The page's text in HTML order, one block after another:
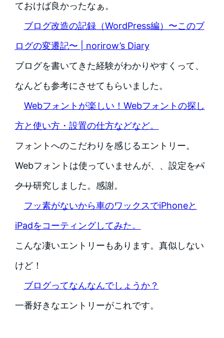
ておけば良かったなぁ。
ブログ改造の記録（WordPress編）〜このブ
ログの変遷記〜 | norirow’s Diary
ブログを書いてきた経験がわかりやすくって、
なんども参考にさせてもらいました。
Webフォントが楽しい！Webフォントの探し
方と使い方・設置の仕方などなど。
フォントへのこだわりを感じるエントリー。
Webフォントは使っていませんが、、設定をパ
クり研究しました。感謝。
フッ素がないから車のワックスでiPhoneと
iPadをコーティングしてみた。
こんな凄いエントリーもあります。真似しない
けど！
ブログってなんなんでしょうか？
一番好きなエントリーがこれです。